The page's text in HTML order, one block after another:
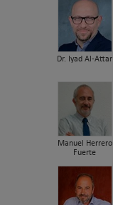
Dr. Iyad Al-Attar
Manuel Herrero
Fuerte